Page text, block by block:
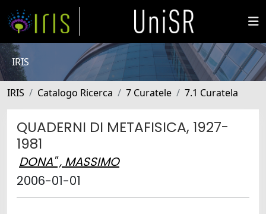
IRIS
IRIS Catalogo Ricerca 7 Curatele 7.1 Curatela
QUADERNI DI METAFISICA, 1927-
1981
DONA'' , MASSIMO
2006-01-01